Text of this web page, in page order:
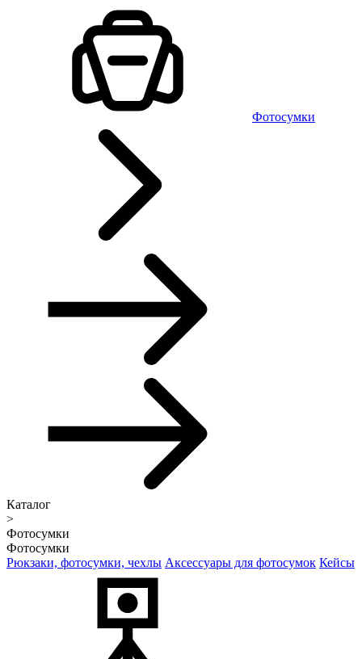
Фотосумки
Каталог
>
Фотосумки
Фотосумки
Рюкзаки, фотосумки, чехлы Аксессуары для фотосумок Кейсы